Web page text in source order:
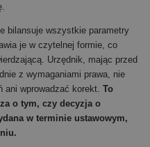
bilansuje wszystkie parametry
je w czytelnej formie, co
Urzędnik, mając przed
z wymaganiami prawa, nie
ani wprowadzać korekt. To
o tym, czy decyzja o
w terminie ustawowym,